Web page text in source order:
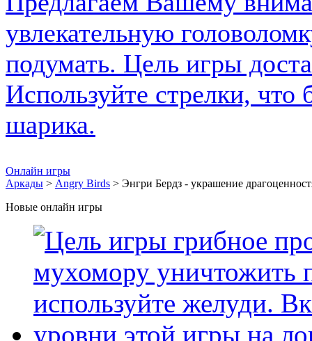
Онлайн игры
Аркады > Angry Birds > Энгри Бердз - украшение
Новые онлайн игры